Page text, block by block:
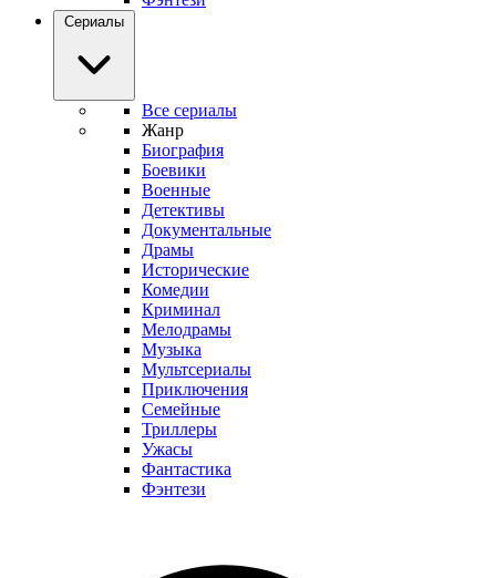
Сериалы
Все сериалы
Жанр
Биография
Боевики
Военные
Детективы
Документальные
Драмы
Исторические
Комедии
Криминал
Мелодрамы
Музыка
Мультсериалы
Приключения
Семейные
Триллеры
Ужасы
Фантастика
Фэнтези